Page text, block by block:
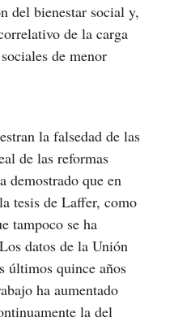
del bienestar social y,
de la carga
de menor
la falsedad de las
de las reformas
demostrado que en
tesis de Laffer, como
tampoco se ha
datos de la Unión
últimos quince años
ha aumentado
la del